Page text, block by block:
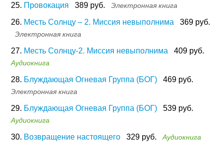
25. Провокация 389 руб. Электронная книга
26. Месть Солнцу – 2. Миссия невыполнима 369 руб.
Электронная книга
27. Месть Солнцу-2. Миссия невыполнима 409 руб.
Аудиокнига
28. Блуждающая Огневая Группа (БОГ) 469 руб.
Электронная книга
29. Блуждающая Огневая Группа (БОГ) 539 руб.
Аудиокнига
30. Возвращение настоящего 329 руб. Аудиокнига